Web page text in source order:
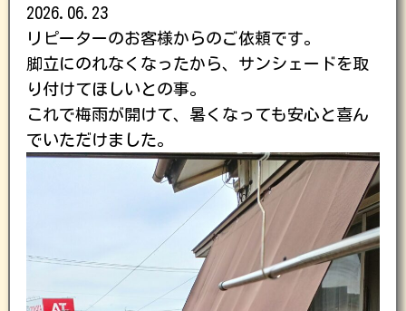
2026.06.23
リピーターのお客様からのご依頼です。
脚立にのれなくなったから、サンシェードを取
り付けてほしいとの事。
これで梅雨が開けて、暑くなっても安心と喜ん
でいただけました。